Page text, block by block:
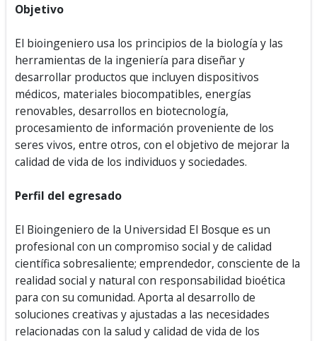
Objetivo
El bioingeniero usa los principios de la biología y las
herramientas de la ingeniería para diseñar y
desarrollar productos que incluyen dispositivos
médicos, materiales biocompatibles, energías
renovables, desarrollos en biotecnología,
procesamiento de información proveniente de los
seres vivos, entre otros, con el objetivo de mejorar la
calidad de vida de los individuos y sociedades.
Perfil del egresado
El Bioingeniero de la Universidad El Bosque es un
profesional con un compromiso social y de calidad
científica sobresaliente; emprendedor, consciente de la
realidad social y natural con responsabilidad bioética
para con su comunidad. Aporta al desarrollo de
soluciones creativas y ajustadas a las necesidades
relacionadas con la salud y calidad de vida de los